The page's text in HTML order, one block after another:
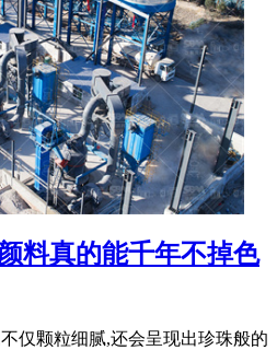
料真的能千年不掉色
仅颗粒细腻,还会呈现出珍珠般的